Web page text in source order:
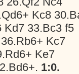
Kc8
Kd7 33.Bc3 f5
Kc7
Ke7
1:0.